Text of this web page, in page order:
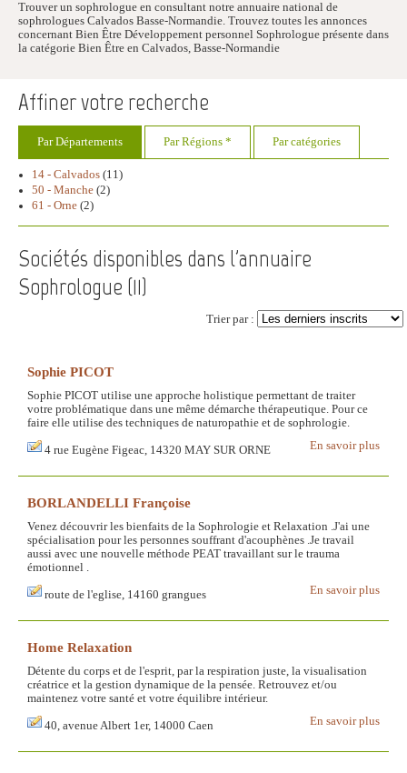
Trouver un sophrologue en consultant notre annuaire national de
sophrologues Calvados Basse-Normandie. Trouvez toutes les annonces
concernant Bien Être Développement personnel Sophrologue présente dans
la catégorie Bien Être en Calvados, Basse-Normandie
Affiner votre recherche
Par Départements Par Régions * Par catégories
14 - Calvados (11)
50 - Manche (2)
61 - Orne (2)
Sociétés disponibles dans l'annuaire
Sophrologue (11)
Trier par :
Sophie PICOT
Sophie PICOT utilise une approche holistique permettant de traiter
votre problématique dans une même démarche thérapeutique. Pour ce
faire elle utilise des techniques de naturopathie et de sophrologie.
En savoir plus
4 rue Eugène Figeac, 14320 MAY SUR ORNE
BORLANDELLI Françoise
Venez découvrir les bienfaits de la Sophrologie et Relaxation .J'ai une
spécialisation pour les personnes souffrant d'acouphènes .Je travail
aussi avec une nouvelle méthode PEAT travaillant sur le trauma
émotionnel .
En savoir plus
route de l'eglise, 14160 grangues
Home Relaxation
Détente du corps et de l'esprit, par la respiration juste, la visualisation
créatrice et la gestion dynamique de la pensée. Retrouvez et/ou
maintenez votre santé et votre équilibre intérieur.
En savoir plus
40, avenue Albert 1er, 14000 Caen